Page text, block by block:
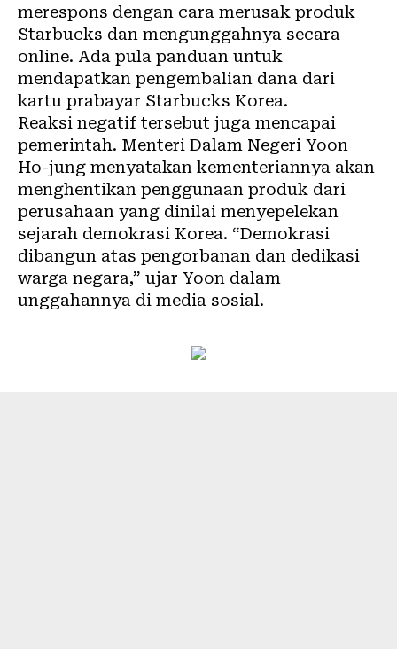
merespons dengan cara merusak produk
Starbucks dan mengunggahnya secara
online. Ada pula panduan untuk
mendapatkan pengembalian dana dari
kartu prabayar Starbucks Korea.
Reaksi negatif tersebut juga mencapai
pemerintah. Menteri Dalam Negeri Yoon
Ho-jung menyatakan kementeriannya akan
menghentikan penggunaan produk dari
perusahaan yang dinilai menyepelekan
sejarah demokrasi Korea. “Demokrasi
dibangun atas pengorbanan dan dedikasi
warga negara,” ujar Yoon dalam
unggahannya di media sosial.